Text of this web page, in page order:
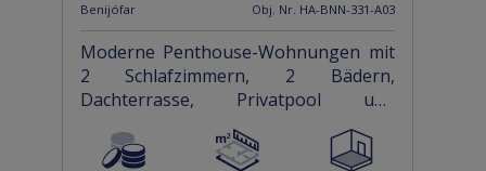
Benijófar Obj. Nr. HA-BNN-331-A03
Moderne Penthouse-Wohnungen mit
2 Schlafzimmern, 2 Bädern,
Dachterrasse, Privatpool und
Einbauküchen mit Elektrogeräten